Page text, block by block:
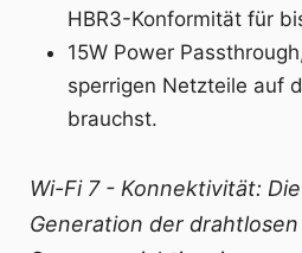
HBR3-Konformität für
15W Power
sperrigen Netzteile auf
brauchst.
Wi-Fi 7 - Konnektivität:
Generation der